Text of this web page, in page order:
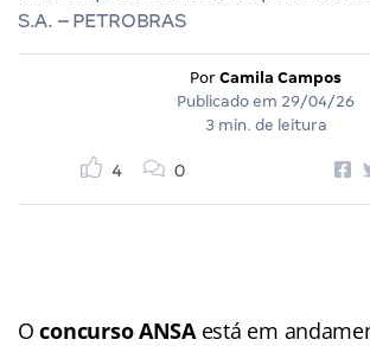
S.A. – PETROBRAS
Por Camila Campos
Publicado em 29/04/26
3 min. de leitura
4 0
Oconcurso ANSAestá em